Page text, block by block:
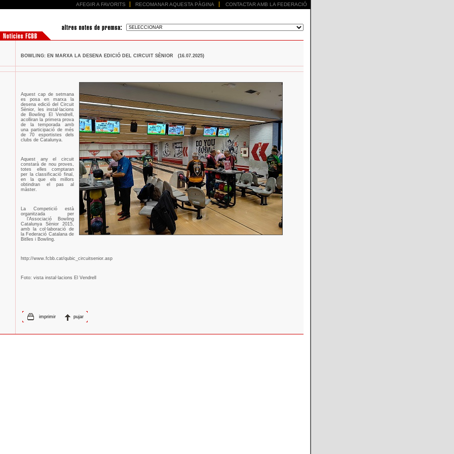
AFEGIR A FAVORITS RECOMANAR AQUESTA PÀGINA CONTACTAR AMB LA FEDERACIÓ
BOWLING: EN MARXA LA DESENA EDICIÓ DEL CIRCUIT SÈNIOR (16.07.2025)
Aquest cap de setmana
es posa en marxa la
desena edició del Circuit
Sènior, les instal·lacions
de Bowling El Vendrell,
acolliran la primera prova
de la temporada amb
una participació de més
de 70 esportistes dels
clubs de Catalunya.
Aquest any el circuit
constarà de nou proves,
totes elles comptaran
per la classificació final,
en la que els millors
obtindran el pas al
màster.
La Competició està
organitzada per
l’Associació Bowling
Catalunya Sènior 2015,
amb la col·laboració de
la Federació Catalana de
Bitlles i Bowling.
http://www.fcbb.cat/qubic_circuitsenior.asp
Foto: vista instal·lacions El Vendrell
imprimir pujar